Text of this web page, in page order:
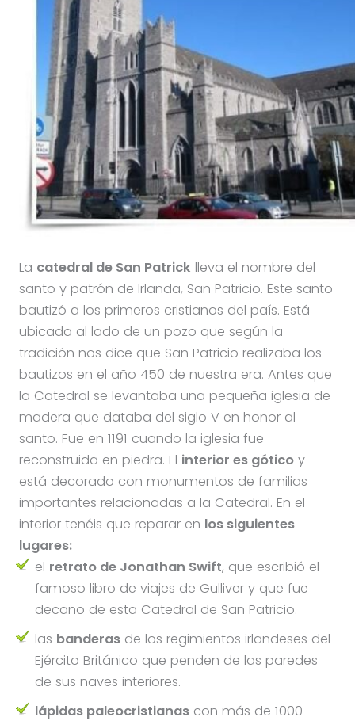
La catedral de San Patrick lleva el nombre del
santo y patrón de Irlanda, San Patricio. Este santo
bautizó a los primeros cristianos del país. Está
ubicada al lado de un pozo que según la
tradición nos dice que San Patricio realizaba los
bautizos en el año 450 de nuestra era. Antes que
la Catedral se levantaba una pequeña iglesia de
madera que databa del siglo V en honor al
santo. Fue en 1191 cuando la iglesia fue
reconstruida en piedra. El interior es góticoy
está decorado con monumentos de familias
importantes relacionadas a la Catedral. En el
interior tenéis que reparar en los siguientes
lugares:
el retrato de Jonathan Swift, que escribió el
famoso libro de viajes de Gulliver y que fue
decano de esta Catedral de San Patricio.
las banderasde los regimientos irlandeses del
Ejército Británico que penden de las paredes
de sus naves interiores.
lápidas paleocristianascon más de 1000